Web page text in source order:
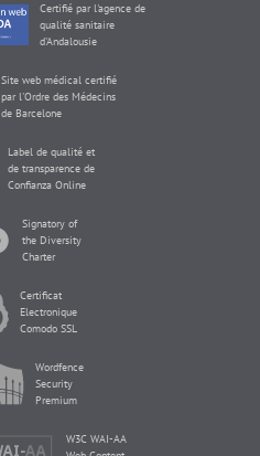
Certifié par l'agence de
qualité sanitaire
d'Andalousie
Site web médical certifié
par l'Ordre des Médecins
de Barcelone
Label de qualité et
de transparence de
Confianza Online
Signatory of
the Diversity
Charter
Certificat
Electronique
Comodo SSL
Wordfence
Security
Premium
W3C WAI-AA